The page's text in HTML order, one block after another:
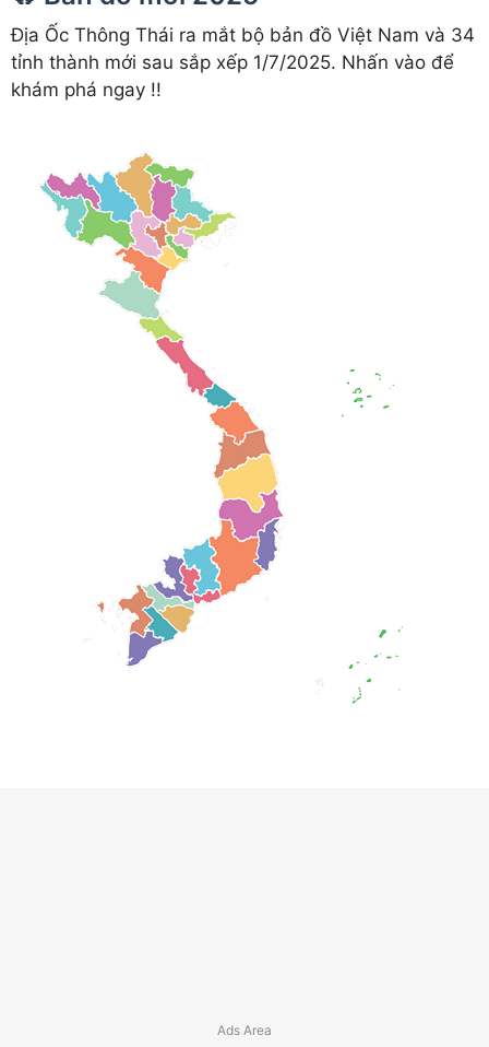
Địa Ốc Thông Thái ra mắt bộ bản đồ Việt Nam và 34
tỉnh thành mới sau sắp xếp 1/7/2025. Nhấn vào để
khám phá ngay !!